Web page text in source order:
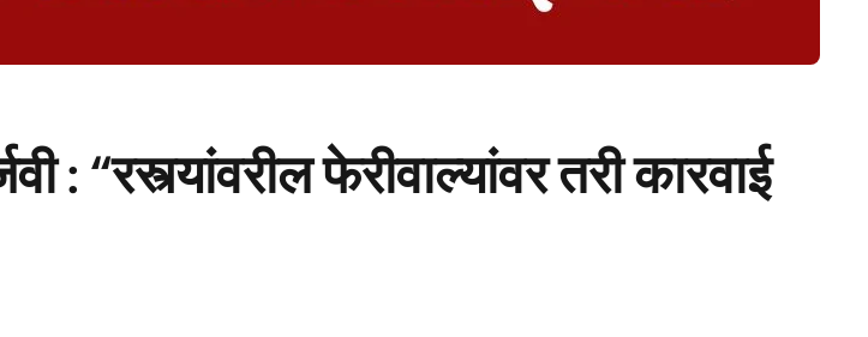
: “रस्त्यांवरील फेरीवाल्यांवर तरी कारवाई